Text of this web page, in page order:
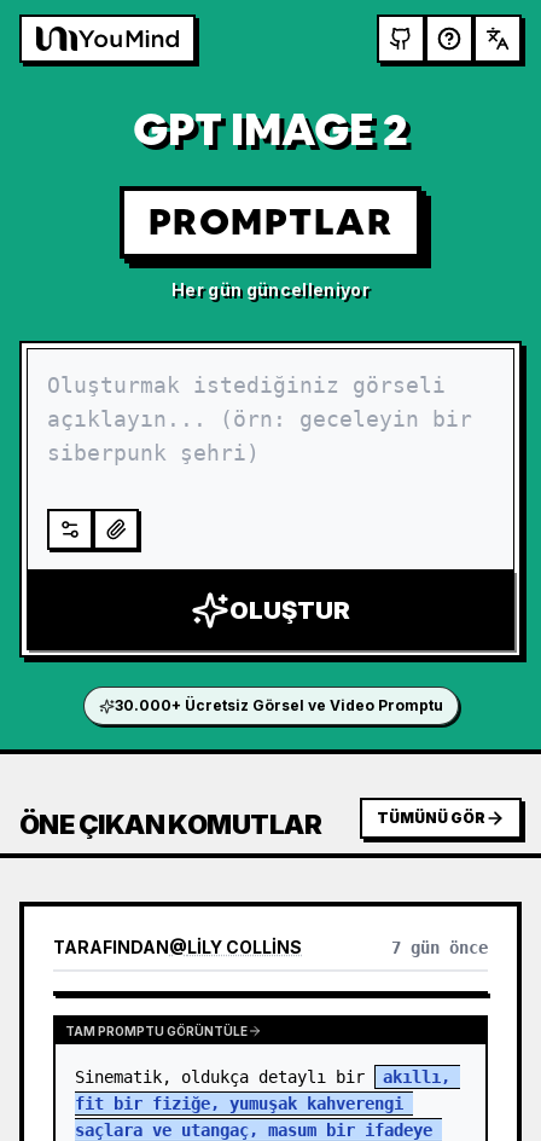
GPT IMAGE 2
PROMPTLAR
Her gün güncelleniyor
OLUŞTUR
30.000+ Ücretsiz Görsel ve Video Promptu
ÖNE ÇIKAN KOMUTLAR TÜMÜNÜ GÖR
TARAFINDAN@LILY COLLINS 7 gün önce
TAM PROMPTU GÖRÜNTÜLE
Sinematik, oldukça detaylı bir
akıllı,
fit bir fiziğe, yumuşak kahverengi
saçlara ve utangaç, masum bir ifadeye